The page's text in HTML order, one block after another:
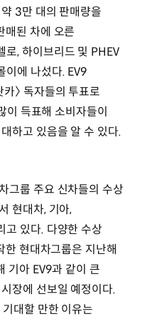
3만 대의 판매량을
매된 차에 오른
, 하이브리드 및 PHEV
이에 나섰다. EV9
〉 독자들의 투표로
이 득표해 소비자들이
하고 있음을 알 수 있다.
그룹 주요 신차들의 수상
현대차, 기아,
고 있다. 다양한 수상
현대차그룹은 지난해
기아 EV9과 같이 큰
장에 선보일 예정이다.
대할 만한 이유는